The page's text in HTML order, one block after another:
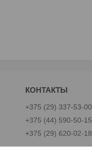
+375 (29) 337-53-00
+375 (44) 590-50-15
+375 (29) 620-02-18